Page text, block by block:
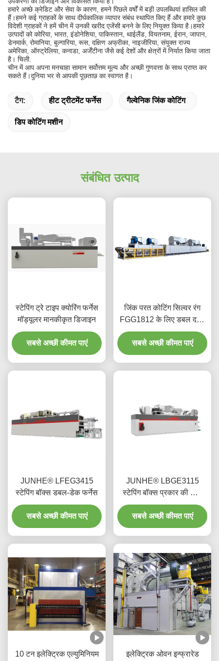
हमारे अच्छे क्रेडिट और सेवा के कारण, हमने पिछले वर्षों में बड़ी उपलब्धियां हासिल की
हैं।हमने कई ग्राहकों के साथ दीर्घकालिक व्यापार संबंध स्थापित किए हैं और हमारे कुछ
विदेशी ग्राहकों ने हमें चीन में उनकी खरीद एजेंसी बनने के लिए नियुक्त किया है।हमारे
उत्पादों को कोरिया, भारत, इंडोनेशिया, पाकिस्तान, थाईलैंड, वियतनाम, ईरान, जापान,
डेनमार्क, रोमानिया, बुल्गारिया, रूस, दक्षिण अफ्रीका, नाइजीरिया, संयुक्त राज्य
अमेरिका, ऑस्ट्रेलिया, कनाडा, अर्जेंटीना जैसे कई देशों और क्षेत्रों में निर्यात किया जाता
है। चिली.
चीन में आप अपना मनचाहा सामान सर्वोत्तम मूल्य और अच्छी गुणवत्ता के साथ प्राप्त कर
सकते हैं।दुनिया भर से आपकी पूछताछ का स्वागत है।
टैग: हीट ट्रीटमेंट फर्नेस गैल्वेनिक जिंक कोटिंग
डिप कोटिंग मशीन
संबंधित उत्पाद
स्टेपिंग ट्रे टाइप क्योरिंग फर्नेस
मॉड्यूलर मानकीकृत डिजाइन
सबसे अच्छी कीमत पाएं
जिंक परत कोटिंग सिल्वर रंग
FGG1812 के लिए डबल दहन
इलाज फर्नेस
सबसे अच्छी कीमत पाएं
JUNHE® LFEG3415
स्टेपिंग बॉक्स डबल-डेक फर्नेस
सबसे अच्छी कीमत पाएं
JUNHE® LBGE3115
स्टेपिंग बॉक्स प्रकार की त्रि-
आयामी भट्ठी
सबसे अच्छी कीमत पाएं
10 टन इलेक्ट्रिक एल्युमिनियम
इलेक्ट्रिक ओवन इन्फ्रारेड